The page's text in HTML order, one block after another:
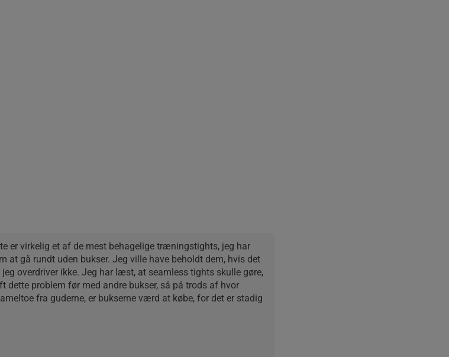
er virkelig et af de mest behagelige træningstights, jeg har
gå rundt uden bukser. Jeg ville have beholdt dem, hvis det
overdriver ikke. Jeg har læst, at seamless tights skulle gøre,
problem før med andre bukser, så på trods af hvor
fra guderne, er bukserne værd at købe, for det er stadig